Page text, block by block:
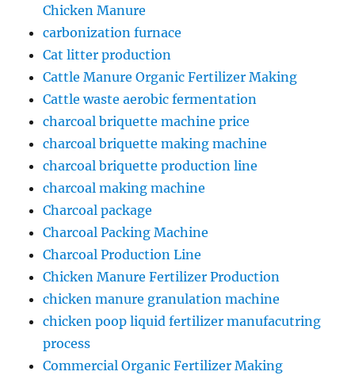
Chicken Manure
carbonization furnace
Cat litter production
Cattle Manure Organic Fertilizer Making
Cattle waste aerobic fermentation
charcoal briquette machine price
charcoal briquette making machine
charcoal briquette production line
charcoal making machine
Charcoal package
Charcoal Packing Machine
Charcoal Production Line
Chicken Manure Fertilizer Production
chicken manure granulation machine
chicken poop liquid fertilizer manufacutring
process
Commercial Organic Fertilizer Making